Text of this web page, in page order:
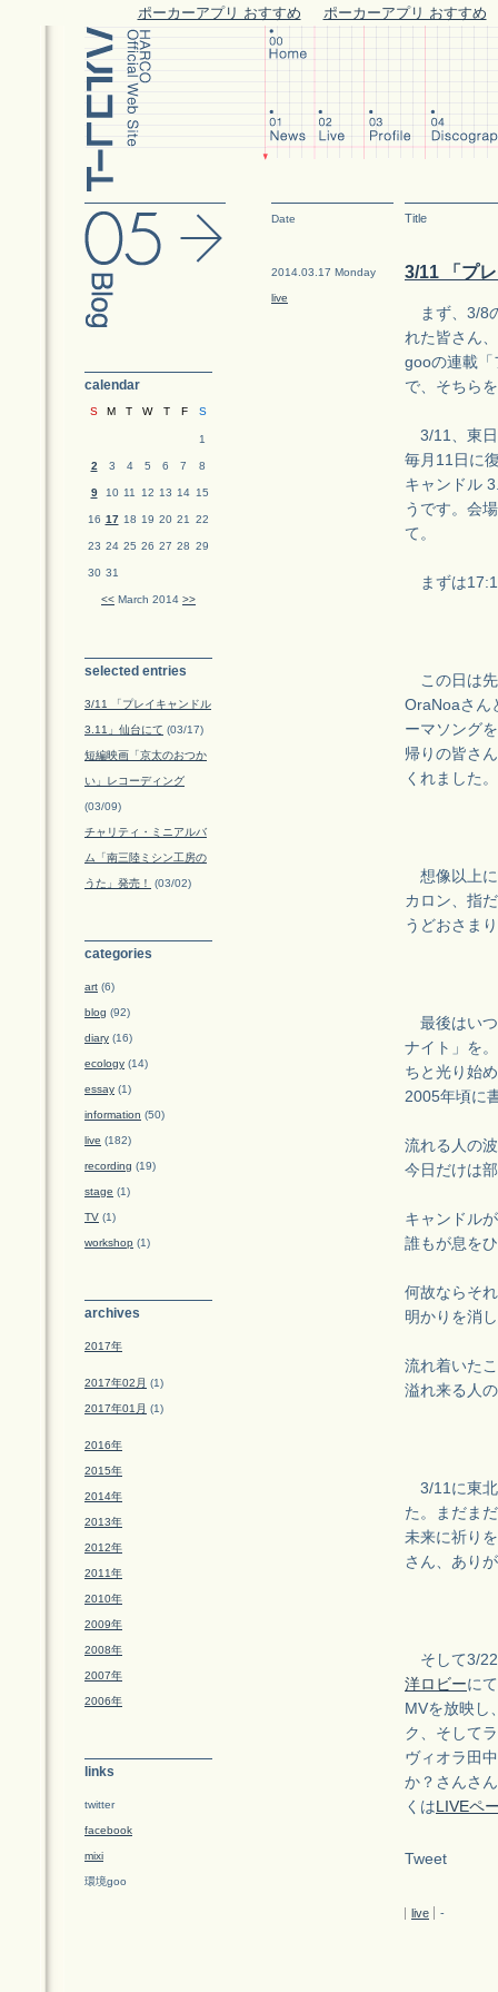
ポーカーアプリ おすすめ ポーカーアプリ おすすめ
Date Title
2014.03.17 Monday
live
3/11 「プ
まず、3/8
れた皆さん
gooの連載「
で、そちら
3/11、東日
毎月11日に
キャンドル
うです。会
て。
まずは
この日は先
OraNoaさん
ーマソング
帰りの皆さ
くれました。
想像以上に
カロン、指
うどおさま
最後はいつ
ナイト」を
ちと光り始
2005年頃に
流れる人の
今日だけは
キャンドル
誰もが息を
何故ならそ
明かりを消
流れ着いた
溢れ来る人
3/11に東北
た。まだま
未来に祈り
さん、あり
そして3/22
洋ロビーに
MVを放映し
ク、そして
ヴィオラ田
か？さんさ
くは LIVEペ
Tweet
live -
calendar
S M T W T F S
1
2 3 4 5 6 7 8
9 10 11 12 13 14 15
16 17 18 19 20 21 22
23 24 25 26 27 28 29
30 31
<< March 2014 >>
selected entries
3/11 「プレイキャンドル
3.11」仙台にて (03/17)
短編映画「京太のおつか
い」レコーディング
(03/09)
チャリティ・ミニアルバ
ム「南三陸ミシン工房の
うた」発売！ (03/02)
categories
art (6)
blog (92)
diary (16)
ecology (14)
essay (1)
information (50)
live (182)
recording (19)
stage (1)
TV (1)
workshop (1)
archives
2017年
2017年02月 (1)
2017年01月 (1)
2016年
2015年
2014年
2013年
2012年
2011年
2010年
2009年
2008年
2007年
2006年
links
twitter
facebook
mixi
環境goo